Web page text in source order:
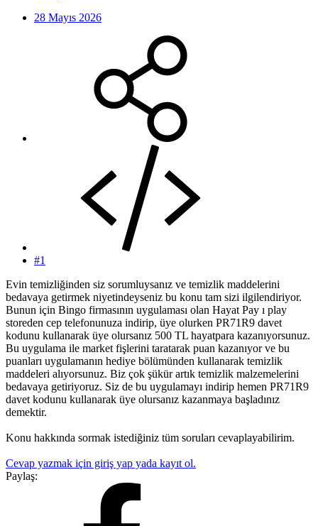
28 Mayıs 2026
#1
Evin temizliğinden siz sorumluysanız ve temizlik maddelerini
bedavaya getirmek niyetindeyseniz bu konu tam sizi ilgilendiriyor.
Bunun için Bingo firmasının uygulaması olan Hayat Pay ı play
storeden cep telefonunuza indirip, üye olurken PR71R9 davet
kodunu kullanarak üye olursanız 500 TL hayatpara kazanıyorsunuz.
Bu uygulama ile market fişlerini taratarak puan kazanıyor ve bu
puanları uygulamanın hediye bölümünden kullanarak temizlik
maddeleri alıyorsunuz. Biz çok şükür artık temizlik malzemelerini
bedavaya getiriyoruz. Siz de bu uygulamayı indirip hemen PR71R9
davet kodunu kullanarak üye olursanız kazanmaya başladınız
demektir.
Konu hakkında sormak istediğiniz tüm soruları cevaplayabilirim.
Cevap yazmak için giriş yap yada kayıt ol.
Paylaş: